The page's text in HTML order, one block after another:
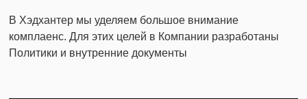
В Хэдхантер мы уделяем большое внимание
комплаенс. Для этих целей в Компании разработаны
Политики и внутренние документы